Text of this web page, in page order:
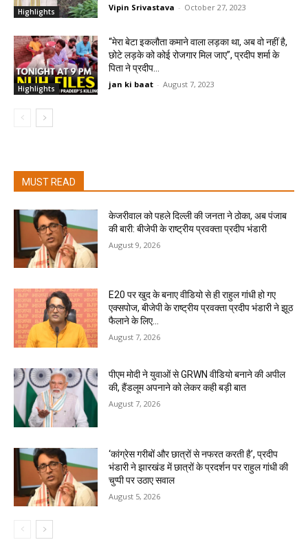
Highlights Vipin Srivastava - October 27, 2023
Highlights
“मेरा बेटा इकलौता कमाने वाला लड़का था, अब वो नहीं है,
छोटे लड़के को कोई रोजगार मिल जाए”, प्रदीप शर्मा के
पिता ने प्रदीप...
jan ki baat - August 7, 2023
MUST READ
केजरीवाल को पहले दिल्ली की जनता ने ठोका, अब पंजाब
की बारी: बीजेपी के राष्ट्रीय प्रवक्ता प्रदीप भंडारी
August 9, 2026
E20 पर खुद के बनाए वीडियो से ही राहुल गांधी हो गए
एक्सपोज, बीजेपी के राष्ट्रीय प्रवक्ता प्रदीप भंडारी ने झूठ
फैलाने के लिए...
August 7, 2026
पीएम मोदी ने युवाओं से GRWN वीडियो बनाने की अपील
की, हैंडलूम अपनाने को लेकर कही बड़ी बात
August 7, 2026
‘कांग्रेस गरीबों और छात्रों से नफरत करती है’, प्रदीप
भंडारी ने झारखंड में छात्रों के प्रदर्शन पर राहुल गांधी की
चुप्पी पर उठाए सवाल
August 5, 2026